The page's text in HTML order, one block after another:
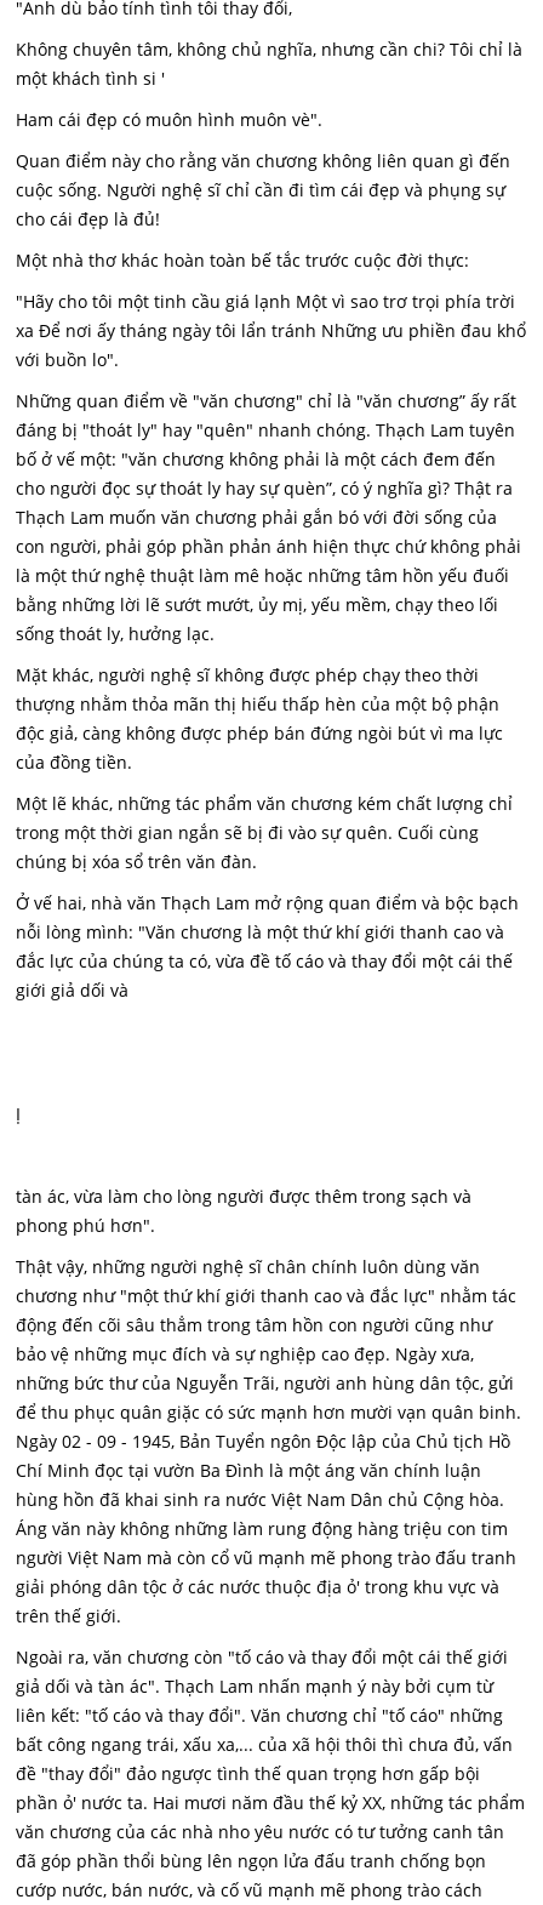
"Anh dù bảo tính tình tôi thay đổi,
Không chuyên tâm, không chủ nghĩa, nhưng cần chi? Tôi chỉ là
một khách tình si '
Ham cái đẹp có muôn hình muôn vè".
Quan điểm này cho rằng văn chương không liên quan gì đến
cuộc sống. Người nghệ sĩ chỉ cần đi tìm cái đẹp và phụng sự
cho cái đẹp là đủ!
Một nhà thơ khác hoàn toàn bế tắc trước cuộc đời thực:
"Hãy cho tôi một tinh cầu giá lạnh Một vì sao trơ trọi phía trời
xa Để nơi ấy tháng ngày tôi lẩn tránh Những ưu phiền đau khổ
với buồn lo".
Những quan điểm về "văn chương" chỉ là "văn chương” ấy rất
đáng bị "thoát ly" hay "quên" nhanh chóng. Thạch Lam tuyên
bố ở vế một: "văn chương không phải là một cách đem đến
cho người đọc sự thoát ly hay sự quèn”, có ý nghĩa gì? Thật ra
Thạch Lam muốn văn chương phải gắn bó với đời sống của
con người, phải góp phần phản ánh hiện thực chứ không phải
là một thứ nghệ thuật làm mê hoặc những tâm hồn yếu đuối
bằng những lời lẽ sướt mướt, ủy mị, yếu mềm, chạy theo lối
sống thoát ly, hưởng lạc.
Mặt khác, người nghệ sĩ không được phép chạy theo thời
thượng nhằm thỏa mãn thị hiếu thấp hèn của một bộ phận
độc giả, càng không được phép bán đứng ngòi bút vì ma lực
của đồng tiền.
Một lẽ khác, những tác phẩm văn chương kém chất lượng chỉ
trong một thời gian ngắn sẽ bị đi vào sự quên. Cuối cùng
chúng bị xóa sổ trên văn đàn.
Ở vế hai, nhà văn Thạch Lam mở rộng quan điểm và bộc bạch
nỗi lòng mình: "Văn chương là một thứ khí giới thanh cao và
đắc lực của chúng ta có, vừa đề tố cáo và thay đổi một cái thế
giới giả dối và
Ị
tàn ác, vừa làm cho lòng người được thêm trong sạch và
phong phú hơn".
Thật vậy, những người nghệ sĩ chân chính luôn dùng văn
chương như "một thứ khí giới thanh cao và đắc lực" nhằm tác
động đến cõi sâu thẳm trong tâm hồn con người cũng như
bảo vệ những mục đích và sự nghiệp cao đẹp. Ngày xưa,
những bức thư của Nguyễn Trãi, người anh hùng dân tộc, gửi
để thu phục quân giặc có sức mạnh hơn mười vạn quân binh.
Ngày 02 - 09 - 1945, Bản Tuyển ngôn Độc lập của Chủ tịch Hồ
Chí Minh đọc tại vườn Ba Đình là một áng văn chính luận
hùng hồn đã khai sinh ra nước Việt Nam Dân chủ Cộng hòa.
Áng văn này không những làm rung động hàng triệu con tim
người Việt Nam mà còn cổ vũ mạnh mẽ phong trào đấu tranh
giải phóng dân tộc ở các nước thuộc địa ỏ' trong khu vực và
trên thế giới.
Ngoài ra, văn chương còn "tố cáo và thay đổi một cái thế giới
giả dối và tàn ác". Thạch Lam nhấn mạnh ý này bởi cụm từ
liên kết: "tố cáo và thay đổi". Văn chương chỉ "tố cáo" những
bất công ngang trái, xấu xa,... của xã hội thôi thì chưa đủ, vấn
đề "thay đổi" đảo ngược tình thế quan trọng hơn gấp bội
phần ỏ' nước ta. Hai mươi năm đầu thế kỷ XX, những tác phẩm
văn chương của các nhà nho yêu nước có tư tưởng canh tân
đã góp phần thổi bùng lên ngọn lửa đấu tranh chống bọn
cướp nước, bán nước, và cố vũ mạnh mẽ phong trào cách